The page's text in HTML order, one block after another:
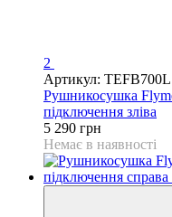
2
Артикул: TEFB700L
Рушникосушка
підключення зліва
5 290 грн
Немає в наявності